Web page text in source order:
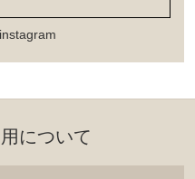
について